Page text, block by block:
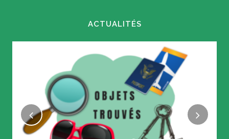
ACTUALITÉS